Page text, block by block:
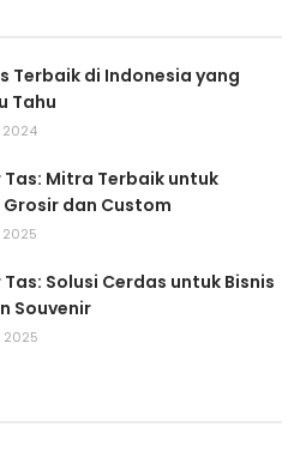
Terbaik di Indonesia yang
Tahu
Mitra Terbaik untuk
dan Custom
Solusi Cerdas untuk Bisnis
Souvenir